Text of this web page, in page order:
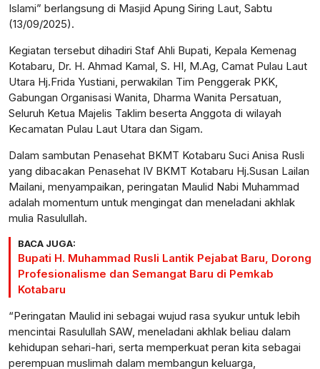
Islami” berlangsung di Masjid Apung Siring Laut, Sabtu
(13/09/2025).
Kegiatan tersebut dihadiri Staf Ahli Bupati, Kepala Kemenag
Kotabaru, Dr. H. Ahmad Kamal, S. HI, M.Ag, Camat Pulau Laut
Utara Hj.Frida Yustiani, perwakilan Tim Penggerak PKK,
Gabungan Organisasi Wanita, Dharma Wanita Persatuan,
Seluruh Ketua Majelis Taklim beserta Anggota di wilayah
Kecamatan Pulau Laut Utara dan Sigam.
Dalam sambutan Penasehat BKMT Kotabaru Suci Anisa Rusli
yang dibacakan Penasehat IV BKMT Kotabaru Hj.Susan Lailan
Mailani, menyampaikan, peringatan Maulid Nabi Muhammad
adalah momentum untuk mengingat dan meneladani akhlak
mulia Rasulullah.
BACA JUGA:
Bupati H. Muhammad Rusli Lantik Pejabat Baru, Dorong
Profesionalisme dan Semangat Baru di Pemkab
Kotabaru
“Peringatan Maulid ini sebagai wujud rasa syukur untuk lebih
mencintai Rasulullah SAW, meneladani akhlak beliau dalam
kehidupan sehari-hari, serta memperkuat peran kita sebagai
perempuan muslimah dalam membangun keluarga,